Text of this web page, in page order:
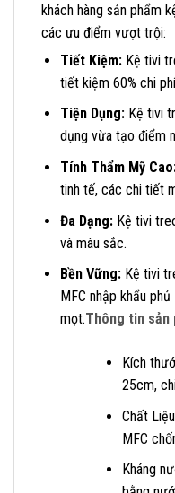
khách hàng sản phẩm
các ưu điểm vượt trội:
Tiết Kiệm:Kệ tivi
tiết kiệm 60% chi
Tiện Dụng:Kệ tivi
dụng vừa tạo điểm
Tính Thẩm Mỹ
tinh tế, các chi tiết
Đa Dạng:Kệ tivi
và màu sắc.
Bền Vững:Kệ tivi
MFC nhập khẩu
mọt.Thông tin sản
Kích
25cm,
Chất
MFC
Kháng